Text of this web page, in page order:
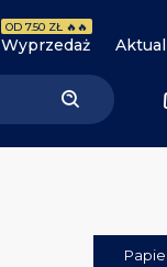
Wyprzedaż
OD 7.50 ZŁ 🔥🔥